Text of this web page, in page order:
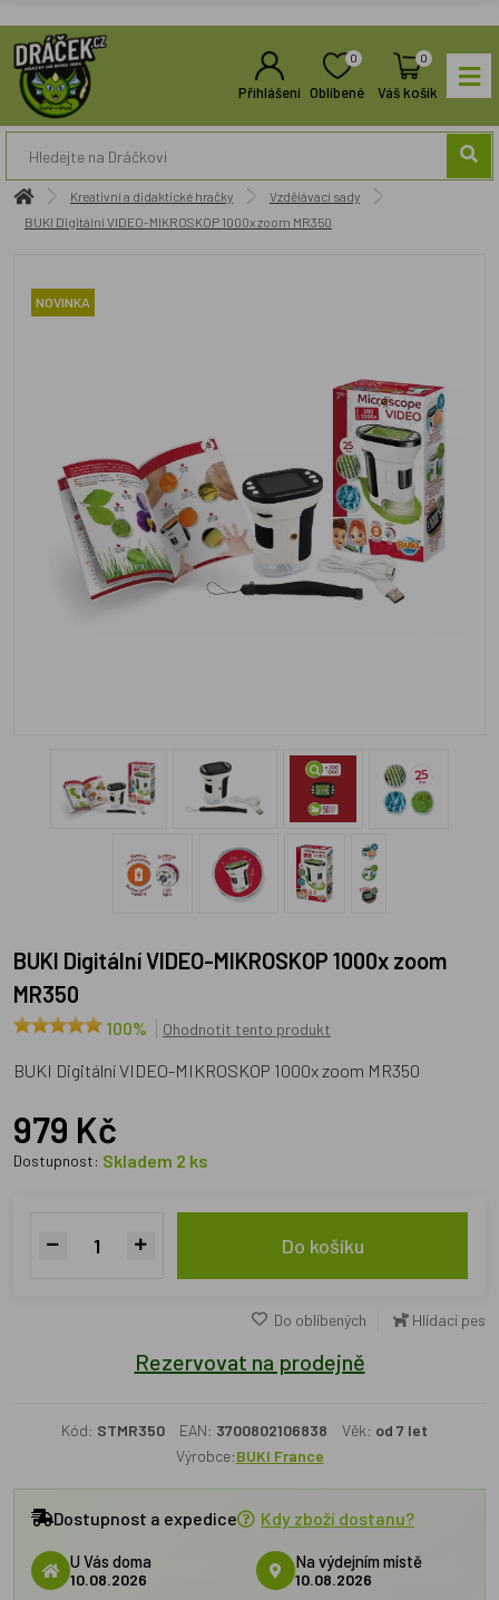
Přihlášení
0
Oblíbené
0
Váš košík
Kreativní a didaktické hračky
Vzdělávací sady
BUKI Digitální VIDEO-MIKROSKOP 1000x zoom MR350
NOVINKA
BUKI Digitální VIDEO-MIKROSKOP 1000x zoom
MR350
100% Ohodnotit tento produkt
BUKI Digitální VIDEO-MIKROSKOP 1000x zoom MR350
979 Kč
Dostupnost: Skladem 2 ks
Do košíku
Do oblíbených Hlídací pes
Rezervovat na prodejně
Kód: STMR350 EAN: 3700802106838 Věk: od 7 let
Výrobce:BUKI France
Dostupnost a expedice Kdy zboží dostanu?
U Vás doma
10.08.2026
Na výdejním místě
10.08.2026